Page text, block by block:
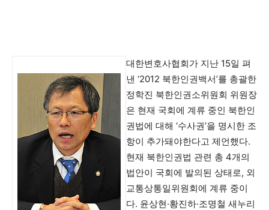
대한변호사협회가 지난 15일 펴
낸 ‘2012 북한인권백서’를 총괄한
정학진 북한인권소위원회 위원장
은 현재 국회에 계류 중인 북한인
권법에 대해 ‘수사권’을 명시한 조
항이 추가돼야한다고 제언했다.
현재 북한인권법 관련 총 4개의
법안이 국회에 발의된 상태로, 외
교통상통일위원회에 계류 중이
다. 윤상현·황진하·조명철 새누리